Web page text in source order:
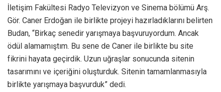
İletişim Fakültesi Radyo Televizyon ve Sinema bölümü Arş.
Gör. Caner Erdoğan ile birlikte projeyi hazırladıklarını belirten
Budan, “Birkaç senedir yarışmaya başvuruyordum. Ancak
ödül alamamıştım. Bu sene de Caner ile birlikte bu site
fikrini hayata geçirdik. Uzun uğraşlar sonucunda sitenin
tasarımını ve içeriğini oluşturduk. Sitenin tamamlanmasıyla
birlikte yarışmaya başvurduk” dedi.